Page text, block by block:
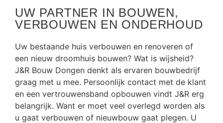
UW PARTNER IN BOUWEN,
VERBOUWEN EN ONDERHOUD
Uw bestaande huis verbouwen en renoveren of
een nieuw droomhuis bouwen? Wat is wijsheid?
J&R Bouw Dongen denkt als ervaren bouwbedrijf
graag met u mee. Persoonlijk contact met de klant
en een vertrouwensband opbouwen vindt J&R erg
belangrijk. Want er moet veel overlegd worden als
u gaat verbouwen of nieuwbouw gaat plegen. U